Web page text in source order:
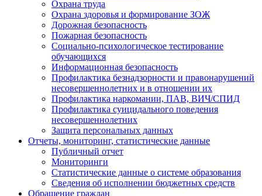
Охрана труда
Охрана здоровья и формирование ЗОЖ
Дорожная безопасность
Пожарная безопасность
Социально-психологическое тестирование
обучающихся
Информационная безопасность
Профилактика безнадзорности и правонарушений
несовершеннолетних и в отношении их
Профилактика наркомании, ПАВ, ВИЧ/СПИД
Профилактика суицидального поведения
несовершеннолетних
Защита персональных данных
Отчеты, мониторинг, статистические данные
Публичный отчет
Мониторинги
Статистические данные о системе образования
Сведения об исполнении бюджетных средств
Обращение граждан